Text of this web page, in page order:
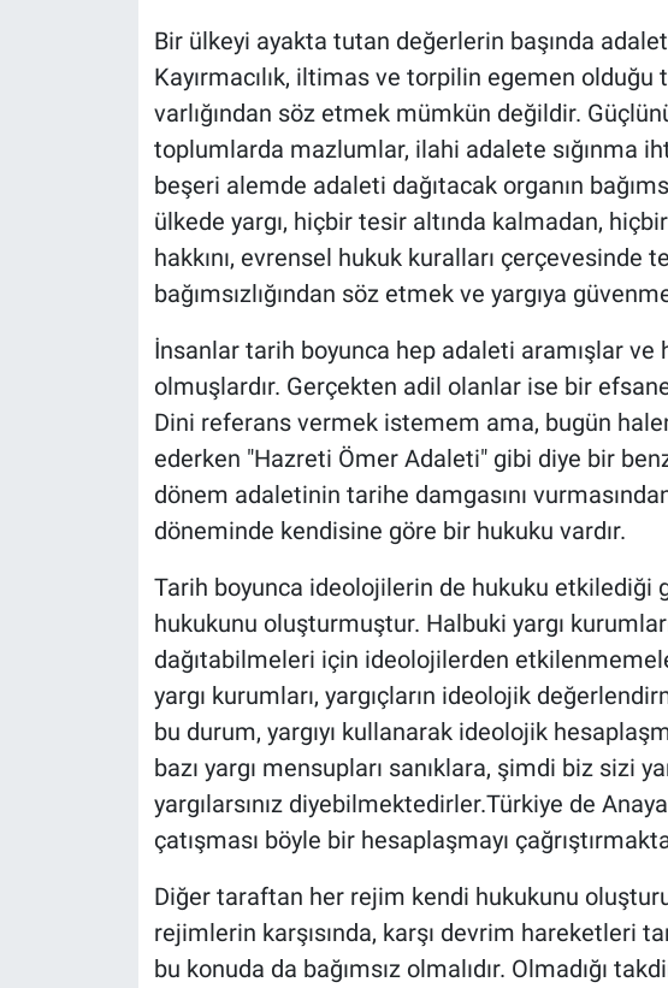
Bir ülkeyi ayakta tutan değerlerin başında
Kayırmacılık, iltimas ve torpilin egemen
varlığından söz etmek mümkün değildir.
toplumlarda mazlumlar, ilahi adalete sığınma
beşeri alemde adaleti dağıtacak organın
ülkede yargı, hiçbir tesir altında kalmadan,
hakkını, evrensel hukuk kuralları çerçevesinde
bağımsızlığından söz etmek ve yargıya
İnsanlar tarih boyunca hep adaleti aramışlar ve
olmuşlardır. Gerçekten adil olanlar ise bir
Dini referans vermek istemem ama, bugün
ederken "Hazreti Ömer Adaleti" gibi diye bir
dönem adaletinin tarihe damgasını
döneminde kendisine göre bir hukuku vardır.
Tarih boyunca ideolojilerin de hukuku etkilediği
hukukunu oluşturmuştur. Halbuki yargı
dağıtabilmeleri için ideolojilerden
yargı kurumları, yargıçların ideolojik
bu durum, yargıyı kullanarak ideolojik
bazı yargı mensupları sanıklara, şimdi biz sizi
yargılarsınız diyebilmektedirler.Türkiye de
çatışması böyle bir hesaplaşmayı
Diğer taraftan her rejim kendi hukukunu
rejimlerin karşısında, karşı devrim hareketleri
bu konuda da bağımsız olmalıdır. Olmadığı